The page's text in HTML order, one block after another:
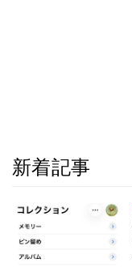
新着記事